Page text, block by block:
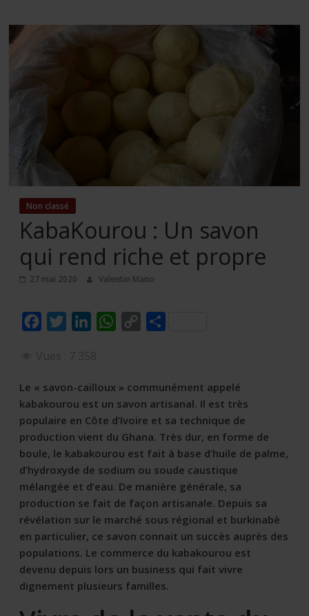
Non classé
KabaKourou : Un savon
qui rend riche et propre
27 mai 2020 Valentin Mano
b
o
o
k
t
e
r
e
d
I
n
W
s
A
p
p
L
i
n
k
a
g
e
r
Le « savon-cailloux » communément appelé
kabakourou est un savon artisanal. Il est très
populaire en Côte d’Ivoire et sa technique de
production vient du Ghana. Très dur, en forme de
boule, le kabakourou est fait à base d’huile de palme,
d’hydroxyde de sodium ou soude caustique
mélangée et d’eau. De manière générale, sa
production se fait de façon artisanale. Depuis sa
révélation sur le marché sous régional et burkinabè
en particulier, ce savon connait un succès auprès des
populations. Le commerce du kabakourou est
devenu depuis lors un business qui fait vivre
dignement plusieurs familles.